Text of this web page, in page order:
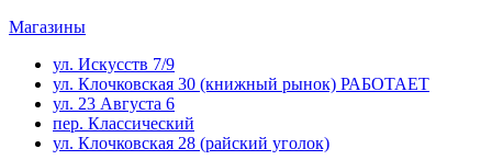
Магазины
ул. Искусств 7/9
ул. Клочковская 30 (книжный рынок) РАБОТАЕТ
ул. 23 Августа 6
пер. Классический
ул. Клочковская 28 (райский уголок)